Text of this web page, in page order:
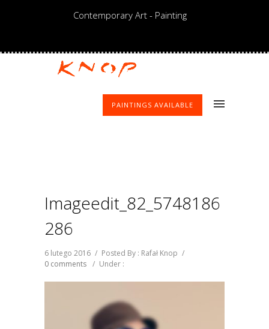
Contemporary Art - Painting
PAINTINGS AVAILABLE
Imageedit_82_5748186
286
6 lutego 2016 / Posted By : Rafał Knop /
0 comments / Under :